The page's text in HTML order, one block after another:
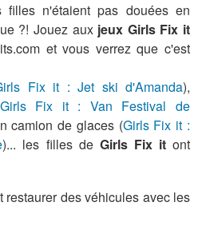
n'étaient pas douées en
?! Jouez aux jeux Girls Fix it
et vous verrez que c'est
Fix it : Jet ski d'Amanda),
Girls Fix it : Van Festival de
camion de glaces (Girls Fix it :
)... les filles de Girls Fix itont
restaurer des véhicules avec les